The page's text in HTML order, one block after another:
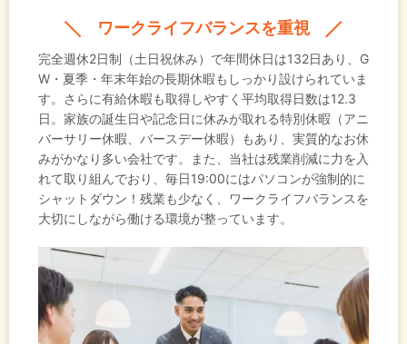
ワークライフバランスを重視
完全週休2日制（土日祝休み）で年間休日は132日あり、G
W・夏季・年末年始の長期休暇もしっかり設けられていま
す。さらに有給休暇も取得しやすく平均取得日数は12.3
日。家族の誕生日や記念日に休みが取れる特別休暇（アニ
バーサリー休暇、バースデー休暇）もあり、実質的なお休
みがかなり多い会社です。また、当社は残業削減に力を入
れて取り組んでおり、毎日19:00にはパソコンが強制的に
シャットダウン！残業も少なく、ワークライフバランスを
大切にしながら働ける環境が整っています。